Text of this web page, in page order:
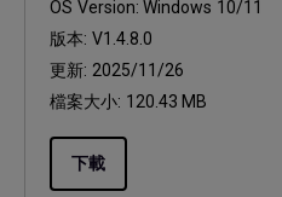
OS Version: Windows 10/11
版本: V1.4.8.0
更新: 2025/11/26
檔案大小: 120.43 MB
下載